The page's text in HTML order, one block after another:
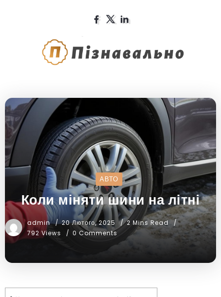
АВТО
Коли міняти шини на літні
admin 20 Лютого, 2025
2 Mins Read
792 Views
0 Comments